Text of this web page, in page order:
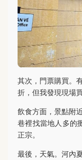
其次，門票購買。
折，但我發現現場
飲食方面，景點附
巷裡找當地人多的
正宗。
最後，天氣。河內